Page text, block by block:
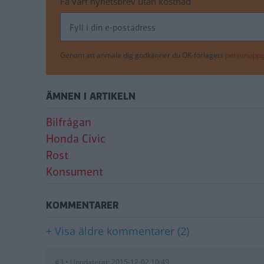
Genom att anmäla dig godkänner du OK-förlagets
ÄMNEN I ARTIKELN
Bilfrågan
Honda Civic
Rost
Konsument
KOMMENTARER
+ Visa äldre kommentarer (2)